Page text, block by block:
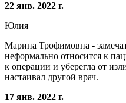
22 янв. 2022 г.
Юлия
Марина Трофимовна -
неформально относится к
к операции и уберегла от
настаивал другой врач.
17 янв. 2022 г.